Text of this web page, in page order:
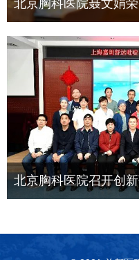
北京胸科医院聂文娟
北京胸科医院召开创